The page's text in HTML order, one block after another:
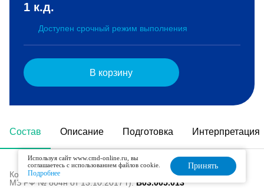
Состав Описание Подготовка Интерпретация
Код в номенклатуре медицинских услуг (Приказ
МЗ РФ № 804н от 13.10.2017 г):B03.005.013
1 к.д.
Доступен срочный режим выполнения
В корзину
Используя сайт www.cmd-online.ru, вы
соглашаетесь с использованием файлов cookie.
Подробнее
Принять